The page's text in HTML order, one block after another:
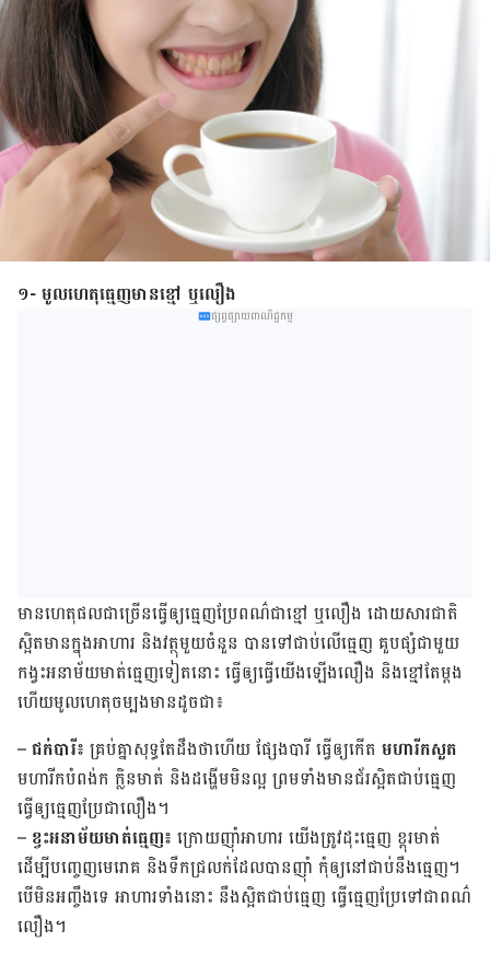
១- មូលហេតុធ្មេញមានខ្មៅ ឬលឿង
ផ្សព្វផ្សាយពាណិជ្ជកម្ម
មាន​ហេតុផល​ជាច្រើន​ធ្វើ​ឲ្យ​ធ្មេញ​ប្រែ​ពណ៌​ជា​ខ្មៅ ឬលឿង ដោយ​សារ​ជាតិ​
ស្អិត​មាន​ក្នុង​អាហារ និង​វត្ថុ​មួយ​ចំនួន បានទៅ​ជាប់​លើ​ធ្មេញ គួប​ផ្សំ​ជាមួយ​
កង្វះ​អនាម័យ​មាត់ធ្មេញ​ទៀត​នោះ ធ្វើ​ឲ្យ​ធ្វើ​យើង​ឡើងលឿង និង​ខ្មៅតែ​ម្តង
ហើយ​មូលហេតុ​ចម្បង​មាន​ដូច​ជា៖​
–ជក់​បារី៖ ​គ្រប់​គ្នា​សុទ្ធ​តែ​ដឹង​ថាហើយ ​ផ្សែង​បារី​ ធ្វើ​ឲ្យ​កើត​ មហារីក​សួត
មហារីក​បំពង់ក​​ ក្លិនមាត់​ និងដង្ហើមមិនល្អ ព្រមទាំង​មាន​​ជ័រស្អិត​ជាប់​ធ្មេញ​
ធ្វើ​ឲ្យ​ធ្មេញ​ប្រែ​ជា​លឿង។
– ខ្វះអនាម័យមាត់ធ្មេញ៖ ក្រោយ​​ញ៉ាំអាហារ យើង​ត្រូវ​ដុះ​ធ្មេញ​ ខ្ពុរ​មាត់​
ដើម្បី​បញ្ចេញ​មេរោគ ​និង​ទឹក​ជ្រលក់​ដែល​បាន​ញ៉ាំ កុំ​ឲ្យ​នៅ​ជាប់​នឹង​ធ្មេញ។ ​
បើ​មិន​អញ្ចឹង​ទេ​ អាហារ​ទាំងនោះ​ នឹង​ស្អិត​ជាប់​ធ្មេញ​ ធ្វើធ្មេញ​ប្រែ​ទៅ​ជា​ពណ៌​
លឿង។